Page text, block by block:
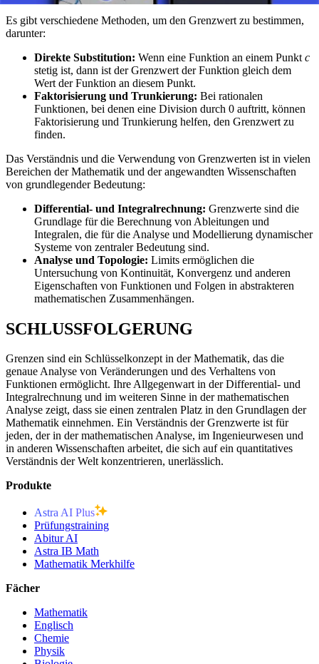
Es gibt verschiedene Methoden, um den Grenzwert zu bestimmen,
darunter:
Direkte Substitution: Wenn eine Funktion an einem Punkt c
stetig ist, dann ist der Grenzwert der Funktion gleich dem
Wert der Funktion an diesem Punkt.
Faktorisierung und Trunkierung: Bei rationalen
Funktionen, bei denen eine Division durch 0 auftritt, können
Faktorisierung und Trunkierung helfen, den Grenzwert zu
finden.
Das Verständnis und die Verwendung von Grenzwerten ist in vielen
Bereichen der Mathematik und der angewandten Wissenschaften
von grundlegender Bedeutung:
Differential- und Integralrechnung: Grenzwerte sind die
Grundlage für die Berechnung von Ableitungen und
Integralen, die für die Analyse und Modellierung dynamischer
Systeme von zentraler Bedeutung sind.
Analyse und Topologie: Limits ermöglichen die
Untersuchung von Kontinuität, Konvergenz und anderen
Eigenschaften von Funktionen und Folgen in abstrakteren
mathematischen Zusammenhängen.
SCHLUSSFOLGERUNG
Grenzen sind ein Schlüsselkonzept in der Mathematik, das die
genaue Analyse von Veränderungen und des Verhaltens von
Funktionen ermöglicht. Ihre Allgegenwart in der Differential- und
Integralrechnung und im weiteren Sinne in der mathematischen
Analyse zeigt, dass sie einen zentralen Platz in den Grundlagen der
Mathematik einnehmen. Ein Verständnis der Grenzwerte ist für
jeden, der in der mathematischen Analyse, im Ingenieurwesen und
in anderen Wissenschaften arbeitet, die sich auf ein quantitatives
Verständnis der Welt konzentrieren, unerlässlich.
Produkte
Astra AI Plus
Prüfungstraining
Abitur AI
Astra IB Math
Mathematik Merkhilfe
Fächer
Mathematik
Englisch
Chemie
Physik